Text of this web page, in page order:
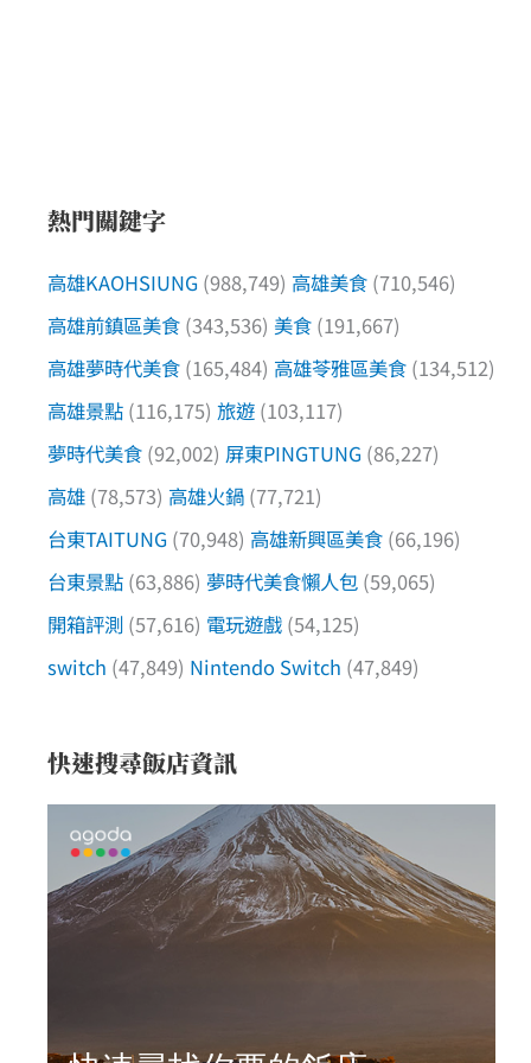
熱門關鍵字
高雄KAOHSIUNG (988,749) 高雄美食 (710,546)
高雄前鎮區美食 (343,536) 美食 (191,667)
高雄夢時代美食 (165,484) 高雄苓雅區美食 (134,512)
高雄景點 (116,175) 旅遊 (103,117)
夢時代美食 (92,002) 屏東PINGTUNG (86,227)
高雄 (78,573) 高雄火鍋 (77,721)
台東TAITUNG (70,948) 高雄新興區美食 (66,196)
台東景點 (63,886) 夢時代美食懶人包 (59,065)
開箱評測 (57,616) 電玩遊戲 (54,125)
switch (47,849) Nintendo Switch (47,849)
快速搜尋飯店資訊